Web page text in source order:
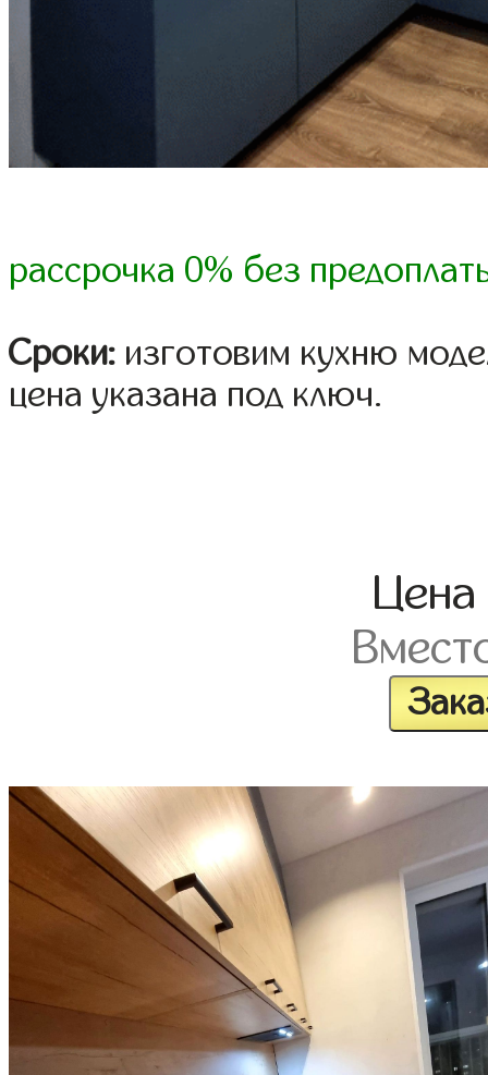
рассрочка 0% без
Сроки: изготовим кухню
цена указана под ключ.
Цена